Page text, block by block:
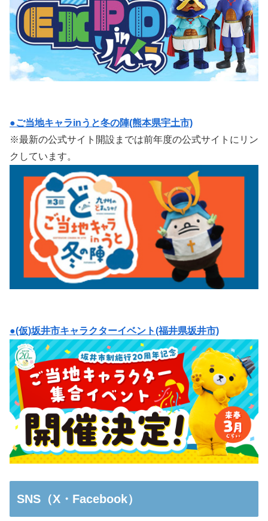
●ご当地キャラinうと冬の陣(熊本県宇土市)
※最新の公式サイト開設までは前年度の公式サイトにリン
クしています。
●(仮)坂井市キャラクターイベント(福井県坂井市)
SNS（X・Facebook）